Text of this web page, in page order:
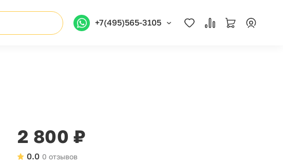
+7(495)565-3105
2 800 ₽
0 отзывов
0.0